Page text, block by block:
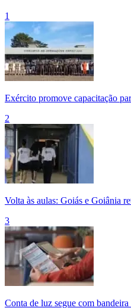
1
Exército promove capacitação
2
Volta às aulas: Goiás e Goiânia
3
Conta de luz segue com